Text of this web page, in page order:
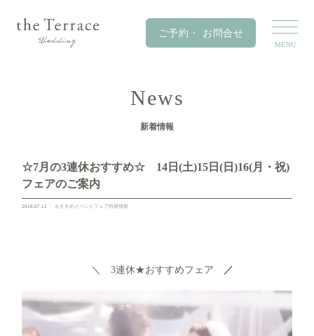
News
新着情報
☆7月の3連休おすすめ☆ 14日(土)15日(日)16(月・祝)
フェアのご案内
2018.07.12 おすすめイベント フェア特典情報
＼ 3連休★おすすめフェア ／